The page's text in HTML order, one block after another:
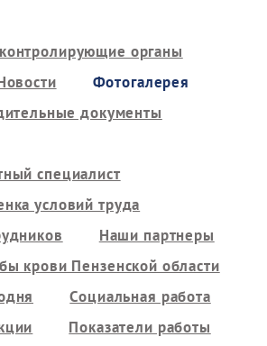
органы
Фотогалерея
документы
специалист
условий труда
Наши партнеры
крови Пензенской области
Социальная работа
Показатели работы